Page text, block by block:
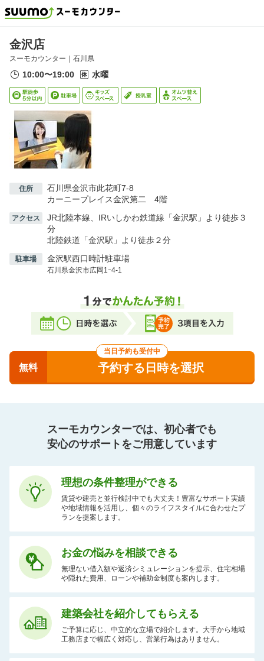
金沢店
スーモカウンター｜ 石川県
10:00〜19:00 水曜
住所
石川県金沢市此花町7-8
カーニープレイス金沢第二 4階
アクセス
JR北陸本線、IRいしかわ鉄道線「金沢駅」より徒歩３
分
北陸鉄道「金沢駅」より徒歩２分
駐車場 金沢駅西口時計駐車場
石川県金沢市広岡1ｰ4-1
当日予約も受付中
無料 予約する日時を選択
スーモカウンターでは、初心者でも
安心のサポートをご用意しています
理想の条件整理ができる
賃貸や建売と並行検討中でも大丈夫！豊富なサポート実績
や地域情報を活用し、個々のライフスタイルに合わせたプ
ランを提案します。
お金の悩みを相談できる
無理ない借入額や返済シミュレーションを提示、住宅相場
や隠れた費用、ローンや補助金制度も案内します。
建築会社を紹介してもらえる
ご予算に応じ、中立的な立場で紹介します。大手から地域
工務店まで幅広く対応し、営業行為はありません。